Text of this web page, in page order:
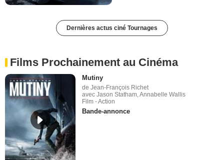
Dernières actus ciné Tournages
Films Prochainement au Cinéma
Mutiny
de Jean-François Richet
avec Jason Statham, Annabelle Wallis
Film - Action
Bande-annonce